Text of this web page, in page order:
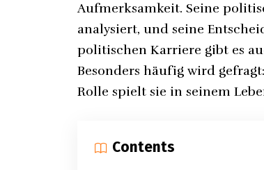
Aufmerksamkeit. Seine
analysiert, und seine
politischen Karriere gibt es
Besonders häufig wird
Rolle spielt sie in seinem
Contents